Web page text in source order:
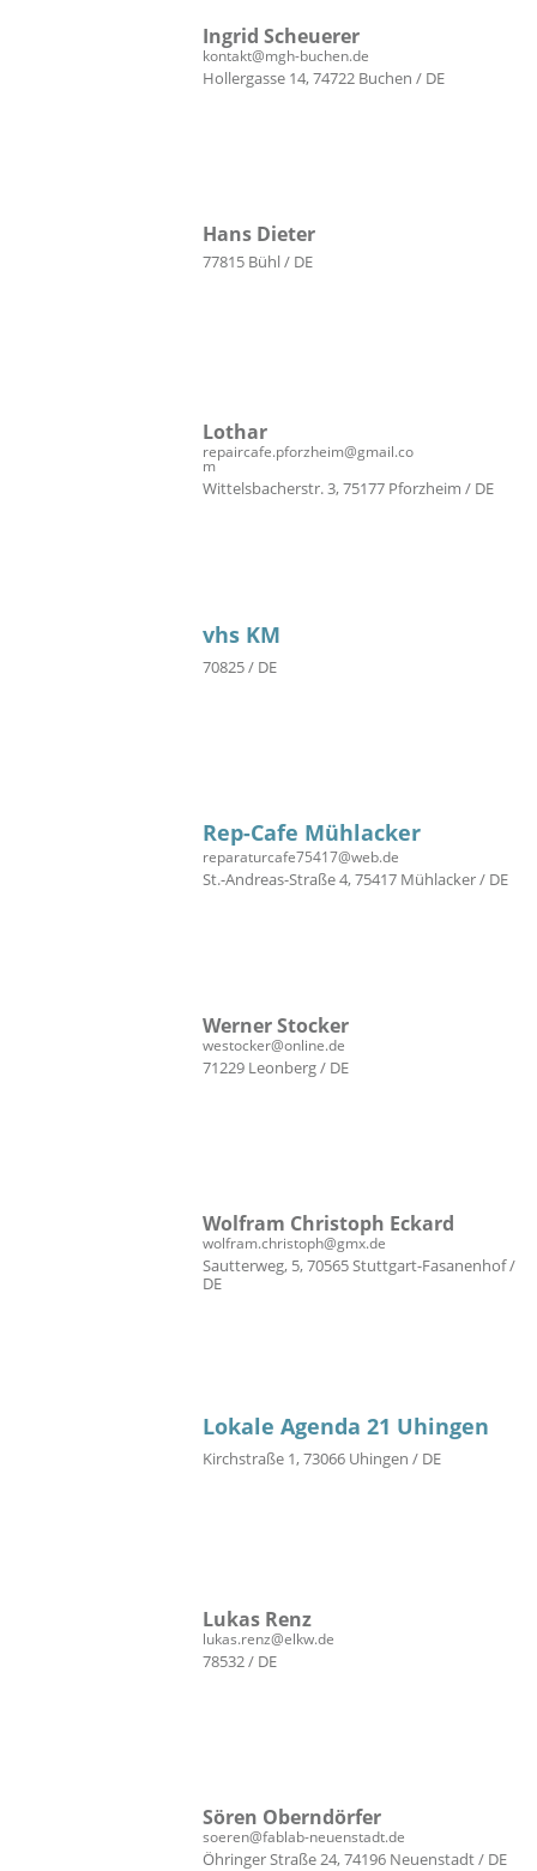
Ingrid Scheuerer
kontakt@mgh-buchen.de
Hollergasse 14, 74722 Buchen / DE
Hans Dieter
77815 Bühl / DE
Lothar
repaircafe.pforzheim@gmail.co
m
Wittelsbacherstr. 3, 75177 Pforzheim / DE
vhs KM
70825 / DE
Rep-Cafe Mühlacker
reparaturcafe75417@web.de
St.-Andreas-Straße 4, 75417 Mühlacker / DE
Werner Stocker
westocker@online.de
71229 Leonberg / DE
Wolfram Christoph Eckard
wolfram.christoph@gmx.de
Sautterweg, 5, 70565 Stuttgart-Fasanenhof /
DE
Lokale Agenda 21 Uhingen
Kirchstraße 1, 73066 Uhingen / DE
Lukas Renz
lukas.renz@elkw.de
78532 / DE
Sören Oberndörfer
soeren@fablab-neuenstadt.de
Öhringer Straße 24, 74196 Neuenstadt / DE